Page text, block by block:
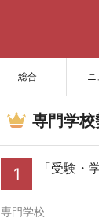
総合
専門学
1 「受験・
専門学校